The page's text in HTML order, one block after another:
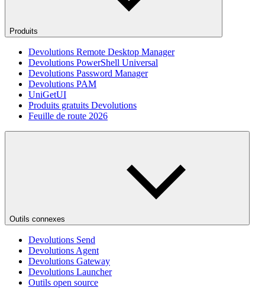
Produits
Devolutions Remote Desktop Manager
Devolutions PowerShell Universal
Devolutions Password Manager
Devolutions PAM
UniGetUI
Produits gratuits Devolutions
Feuille de route 2026
Outils connexes
Devolutions Send
Devolutions Agent
Devolutions Gateway
Devolutions Launcher
Outils open source